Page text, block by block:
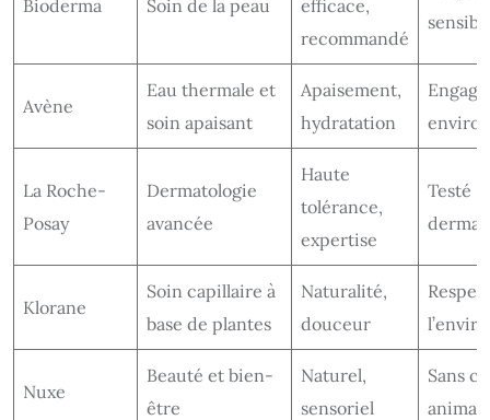
Bioderma Soin de la peau
efficace,
recommandé
Avène
Eau thermale et
soin apaisant
Apaisement,
hydratation
La Roche-
Posay
Dermatologie
avancée
Haute
tolérance,
expertise
Testé
Klorane
Soin capillaire à
base de plantes
Naturalité,
douceur
Nuxe
Beauté et bien-
être
Naturel,
sensoriel
Sans
animale